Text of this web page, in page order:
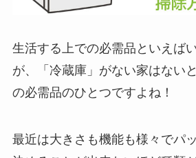
生活する上での必需品といえば
が、「冷蔵庫」がない家はない
の必需品のひとつですよね！
最近は大きさも機能も様々でパ